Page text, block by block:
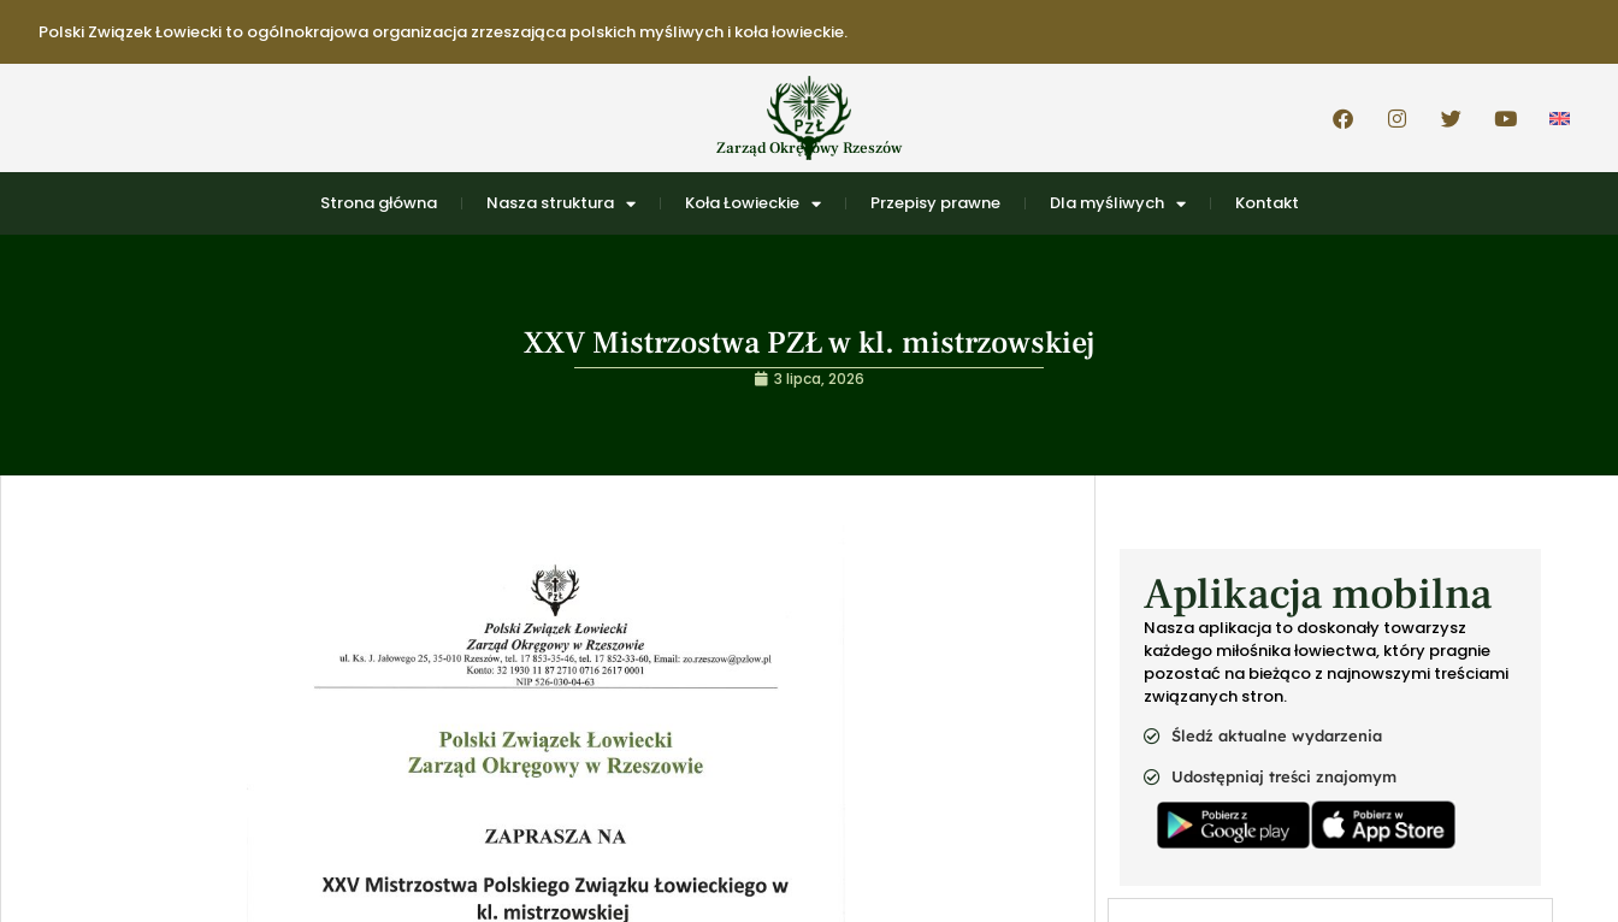
Polski Związek Łowiecki to ogólnokrajowa organizacja zrzeszająca polskich myśliwych i koła łowieckie.
Zarząd Okręgowy Rzeszów
Strona główna Nasza struktura Koła Łowieckie Przepisy prawne Dla myśliwych Kontakt
XXV Mistrzostwa PZŁ w kl. mistrzowskiej
3 lipca, 2026
Aplikacja mobilna
Nasza aplikacja to doskonały towarzysz
każdego miłośnika łowiectwa, który pragnie
pozostać na bieżąco z najnowszymi treściami
związanych stron.
Śledź aktualne wydarzenia
Udostępniaj treści znajomym